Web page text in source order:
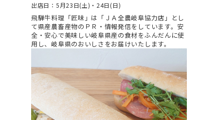
出店日：5月23日(土)・24日(日)
飛騨牛料理「匠味」は「ＪＡ全農岐阜協力店」とし
て県産農畜産物のＰＲ・情報発信をしています。安
全・安心で美味しい岐阜県産の食材をふんだんに使
用し、岐阜県のおいしさをお届けいたします。